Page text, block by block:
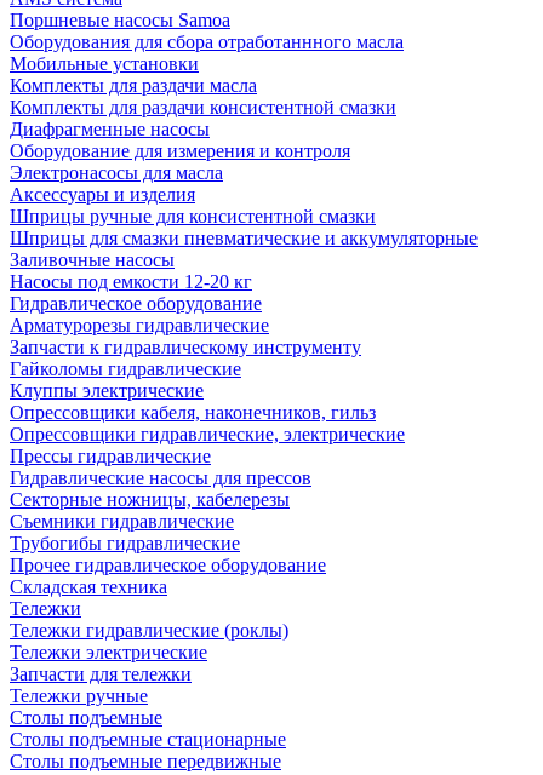
Поршневые насосы Samoa
Оборудования для сбора отработаннного масла
Мобильные установки
Комплекты для раздачи масла
Комплекты для раздачи консистентной смазки
Диафрагменные насосы
Оборудование для измерения и контроля
Электронасосы для масла
Аксессуары и изделия
Шприцы ручные для консистентной смазки
Шприцы для смазки пневматические и аккумуляторные
Заливочные насосы
Насосы под емкости 12-20 кг
Гидравлическое оборудование
Арматурорезы гидравлические
Запчасти к гидравлическому инструменту
Гайколомы гидравлические
Клуппы электрические
Опрессовщики кабеля, наконечников, гильз
Опрессовщики гидравлические, электрические
Прессы гидравлические
Гидравлические насосы для прессов
Секторные ножницы, кабелерезы
Съемники гидравлические
Трубогибы гидравлические
Прочее гидравлическое оборудование
Складская техника
Тележки
Тележки гидравлические (роклы)
Тележки электрические
Запчасти для тележки
Тележки ручные
Столы подъемные
Столы подъемные стационарные
Столы подъемные передвижные